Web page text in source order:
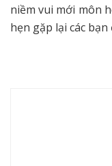
niềm vui mới môn
hẹn gặp lại các